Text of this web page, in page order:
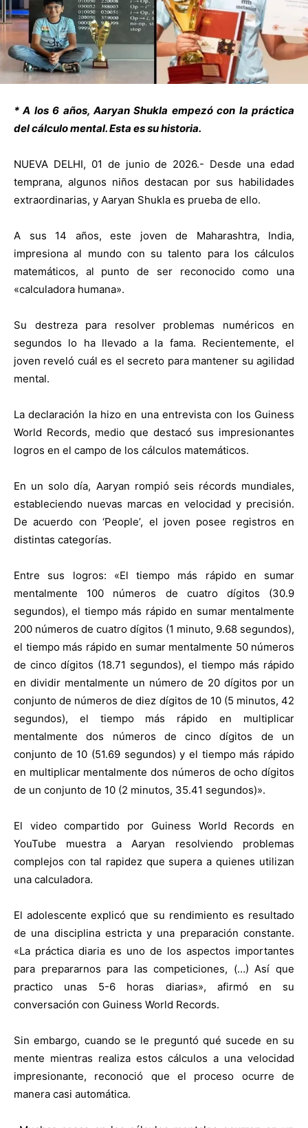
* A los 6 años, Aaryan Shukla empezó con la práctica
del cálculo mental. Esta es su historia.
NUEVA DELHI, 01 de junio de 2026.- Desde una edad
temprana, algunos niños destacan por sus habilidades
extraordinarias, y Aaryan Shukla es prueba de ello.
A sus 14 años, este joven de Maharashtra, India,
impresiona al mundo con su talento para los cálculos
matemáticos, al punto de ser reconocido como una
«calculadora humana».
Su destreza para resolver problemas numéricos en
segundos lo ha llevado a la fama. Recientemente, el
joven reveló cuál es el secreto para mantener su agilidad
mental.
La declaración la hizo en una entrevista con los Guiness
World Records, medio que destacó sus impresionantes
logros en el campo de los cálculos matemáticos.
En un solo día, Aaryan rompió seis récords mundiales,
estableciendo nuevas marcas en velocidad y precisión.
De acuerdo con ‘People’, el joven posee registros en
distintas categorías.
Entre sus logros: «El tiempo más rápido en sumar
mentalmente 100 números de cuatro dígitos (30.9
segundos), el tiempo más rápido en sumar mentalmente
200 números de cuatro dígitos (1 minuto, 9.68 segundos),
el tiempo más rápido en sumar mentalmente 50 números
de cinco dígitos (18.71 segundos), el tiempo más rápido
en dividir mentalmente un número de 20 dígitos por un
conjunto de números de diez dígitos de 10 (5 minutos, 42
segundos), el tiempo más rápido en multiplicar
mentalmente dos números de cinco dígitos de un
conjunto de 10 (51.69 segundos) y el tiempo más rápido
en multiplicar mentalmente dos números de ocho dígitos
de un conjunto de 10 (2 minutos, 35.41 segundos)».
El video compartido por Guiness World Records en
YouTube muestra a Aaryan resolviendo problemas
complejos con tal rapidez que supera a quienes utilizan
una calculadora.
El adolescente explicó que su rendimiento es resultado
de una disciplina estricta y una preparación constante.
«La práctica diaria es uno de los aspectos importantes
para prepararnos para las competiciones, (…) Así que
practico unas 5-6 horas diarias», afirmó en su
conversación con Guiness World Records.
Sin embargo, cuando se le preguntó qué sucede en su
mente mientras realiza estos cálculos a una velocidad
impresionante, reconoció que el proceso ocurre de
manera casi automática.